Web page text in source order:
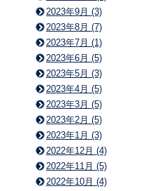
2023年9月 (3)
2023年8月 (7)
2023年7月 (1)
2023年6月 (5)
2023年5月 (3)
2023年4月 (5)
2023年3月 (5)
2023年2月 (5)
2023年1月 (3)
2022年12月 (4)
2022年11月 (5)
2022年10月 (4)